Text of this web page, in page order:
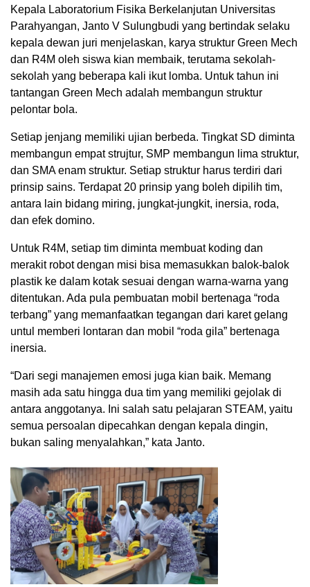
Kepala Laboratorium Fisika Berkelanjutan Universitas
Parahyangan, Janto V Sulungbudi yang bertindak selaku
kepala dewan juri menjelaskan, karya struktur Green Mech
dan R4M oleh siswa kian membaik, terutama sekolah-
sekolah yang beberapa kali ikut lomba. Untuk tahun ini
tantangan Green Mech adalah membangun struktur
pelontar bola.
Setiap jenjang memiliki ujian berbeda. Tingkat SD diminta
membangun empat strujtur, SMP membangun lima struktur,
dan SMA enam struktur. Setiap struktur harus terdiri dari
prinsip sains. Terdapat 20 prinsip yang boleh dipilih tim,
antara lain bidang miring, jungkat-jungkit, inersia, roda,
dan efek domino.
Untuk R4M, setiap tim diminta membuat koding dan
merakit robot dengan misi bisa memasukkan balok-balok
plastik ke dalam kotak sesuai dengan warna-warna yang
ditentukan. Ada pula pembuatan mobil bertenaga “roda
terbang” yang memanfaatkan tegangan dari karet gelang
untul memberi lontaran dan mobil “roda gila” bertenaga
inersia.
“Dari segi manajemen emosi juga kian baik. Memang
masih ada satu hingga dua tim yang memiliki gejolak di
antara anggotanya. Ini salah satu pelajaran STEAM, yaitu
semua persoalan dipecahkan dengan kepala dingin,
bukan saling menyalahkan,” kata Janto.